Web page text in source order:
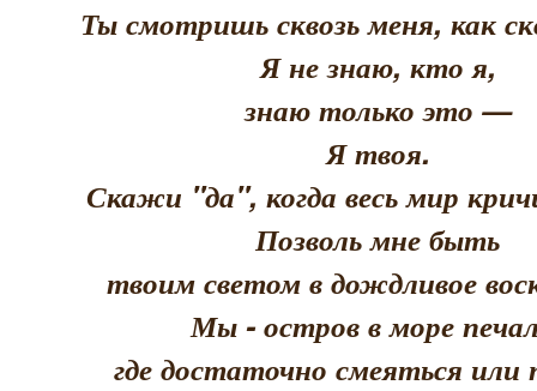
Ты смотришь сквозь меня, как
Я не знаю, кто я,
знаю только это —
Я твоя.
Скажи "да", когда весь мир
Позволь мне быть
твоим светом в дождливое
Мы - остров в море
где достаточно смеяться или